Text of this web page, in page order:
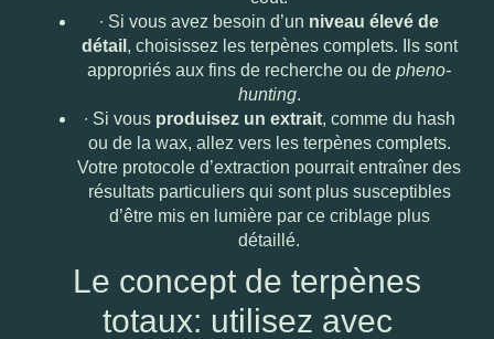
∙ Si vous avez besoin d’un niveau élevé de
détail , choisissez les terpènes complets. Ils sont
appropriés aux fins de recherche ou de pheno-
hunting.
∙ Si vous produisez un extrait, comme du hash
ou de la wax, allez vers les terpènes complets.
Votre protocole d’extraction pourrait entraîner des
résultats particuliers qui sont plus susceptibles
d’être mis en lumière par ce criblage plus
détaillé.
Le concept de terpènes
totaux: utilisez avec